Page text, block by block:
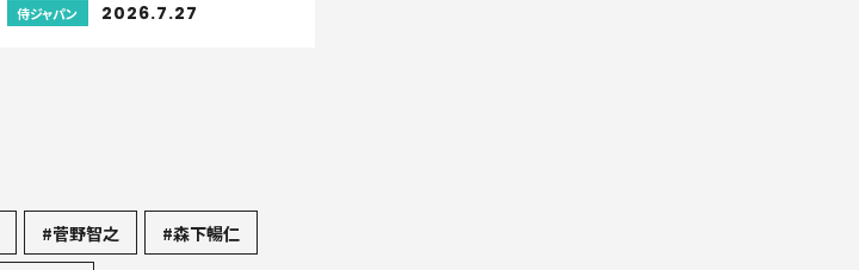
侍ジャパン 2026.7.27
#菅野智之 #森下暢仁